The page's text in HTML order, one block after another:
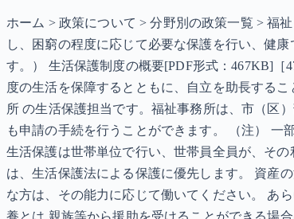
ホーム > 政策について > 分野別の政策一覧 > 福
し、困窮の程度に応じて必要な保護を行い、健
す。） 生活保護制度の概要[PDF形式：467KB]
度の生活を保障するとともに、自立を助長する
所 の生活保護担当です。福祉事務所は、市（区
も申請の手続を行うことができます。 （注）
生活保護は世帯単位で行い、世帯員全員が、そ
は、生活保護法による保護に優先します。 資産
な方は、その能力に応じて働いてください。 あ